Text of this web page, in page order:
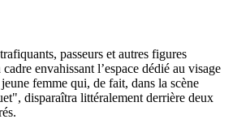
passeurs et autres figures
envahissant l’espace dédié au visage
femme qui, de fait, dans la scène
disparaîtra littéralement derrière deux